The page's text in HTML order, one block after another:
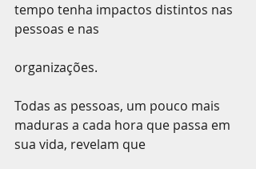
tempo tenha impactos distintos nas
pessoas e nas
organizações.
Todas as pessoas, um pouco mais
maduras a cada hora que passa em
sua vida, revelam que